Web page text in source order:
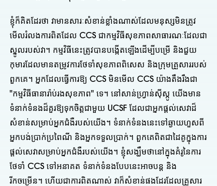
ខ្ញុំក៏គិតដែរថា វាមានសារៈសំខាន់ខ្លាំងណាស់ដែលមនុស្សមិនត្រូវ
មើលរំលងការពិតដែល CCS ជាកម្មវិធីសុខភាពសាធារណៈដែលជា
ស្នូលរបស់វា។ កម្មវិធីនេះត្រូវបានបង្កើតឡើងដើម្បីបម្រើ និងជួយ
កុមារដែលមានតម្រូវការថែទាំសុខភាពពិសេស និងក្រុមគ្រួសាររបស់
ពួកគេ។ អ្នកដែលធ្វើការឱ្យ CCS មិនមើល CCS យ៉ាងតឹងរឹងជា
"កម្មវិធីធានារ៉ាប់រងសុខភាព" ទេ។ នៅសាន់ហ្វ្រាន់ស៊ីស្កូ យើងមាន
ទំនាក់ទំនងដ៏គួរឱ្យទុកចិត្តជាមួយ UCSF ដែលជាអ្នកផ្តល់សេវាដ៏
សំខាន់សម្រាប់អ្នកជំងឺរបស់យើង។ ទំនាក់ទំនងនេះទៅឆ្ងាយហួសពី
អ្នកបង់ប្រាក់ប្រពៃណី និងអ្នកទទួលប្រាក់។ ពួកគេពិតជាដៃគូក្នុងការ
ផ្តល់សេវាសម្រាប់អ្នកជំងឺរបស់យើង។ ខ្ញុំសង្ឃឹមថានៅក្នុងគំរូនៃការ
ថែទាំ CCS ទៅអនាគត ទំនាក់ទំនងបែបនេះអាចបន្ត និង
រីកចម្រើន។ ហើយជាការពិតណាស់ វាក៏សំខាន់ផងដែរដែលគ្រួសារ